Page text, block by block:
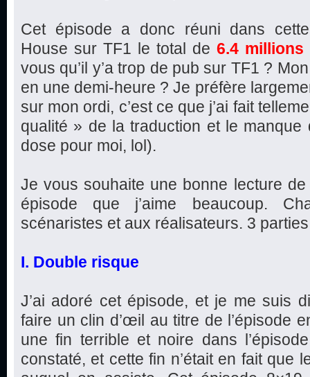
Cet épisode a donc réuni dans
House sur TF1 le total de6.4 millions
vous qu’il y’a trop de pub sur TF1 ?
en une demi-heure ? Je préfère
sur mon ordi, c’est ce que j’ai fait
qualité » de la traduction et le manque
dose pour moi, lol).
Je vous souhaite une bonne lecture
épisode que j’aime beaucoup.
scénaristes et aux réalisateurs. 3 parties
I. Double risque
J’ai adoré cet épisode, et je me suis
faire un clin d’œil au titre de l’épisode
une fin terrible et noire dans
constaté, et cette fin n’était en fait que